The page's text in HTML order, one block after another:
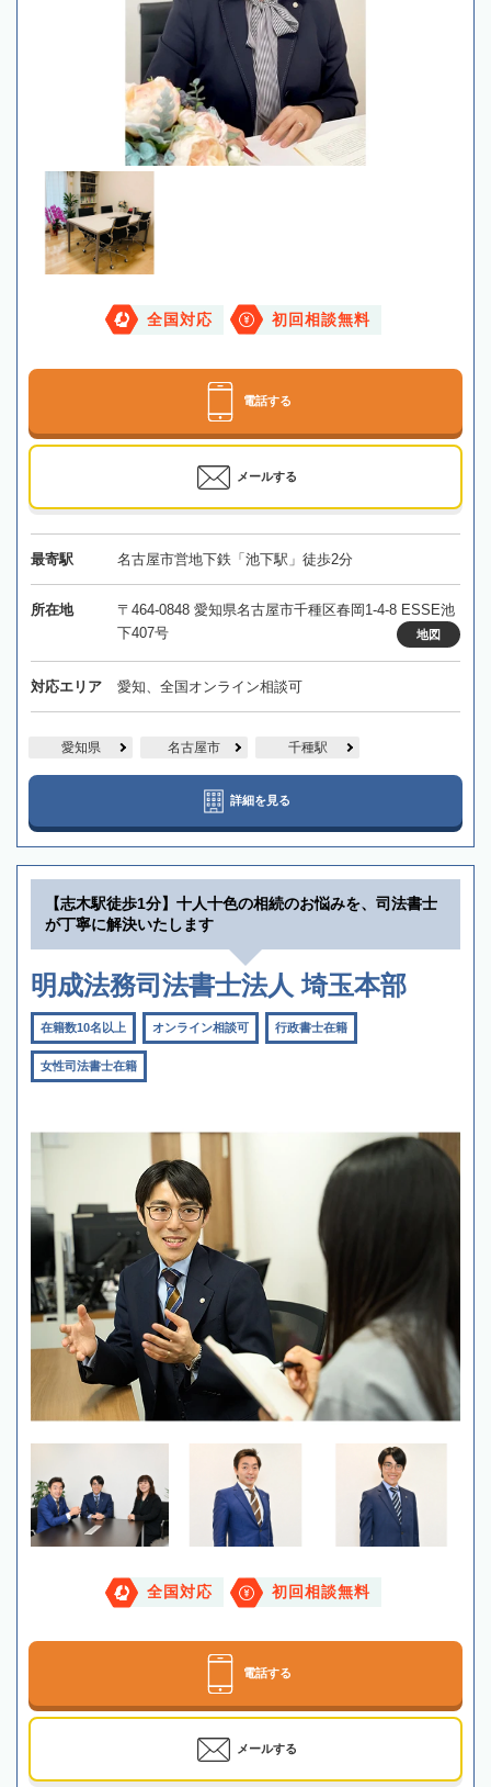
全国対応 初回相談無料
電話する
メールする
最寄駅 名古屋市営地下鉄「池下駅」徒歩2分
所在地
〒464-0848 愛知県名古屋市千種区春岡1-4-8 ESSE池
下407号
地図
対応エリア 愛知、全国オンライン相談可
愛知県 名古屋市 千種駅
詳細を見る
【志木駅徒歩1分】十人十色の相続のお悩みを、司法書士
が丁寧に解決いたします
明成法務司法書士法人 埼玉本部
在籍数10名以上 オンライン相談可 行政書士在籍
女性司法書士在籍
全国対応 初回相談無料
電話する
メールする